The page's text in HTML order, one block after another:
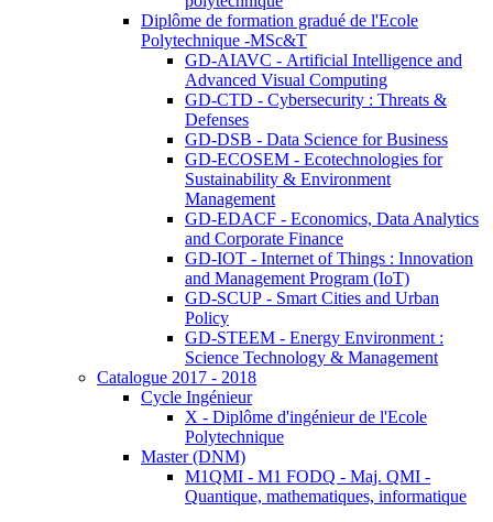
Diplôme de formation gradué de l'Ecole
Polytechnique -MSc&T
GD-AIAVC - Artificial Intelligence and
Advanced Visual Computing
GD-CTD - Cybersecurity : Threats &
Defenses
GD-DSB - Data Science for Business
GD-ECOSEM - Ecotechnologies for
Sustainability & Environment
Management
GD-EDACF - Economics, Data Analytics
and Corporate Finance
GD-IOT - Internet of Things : Innovation
and Management Program (IoT)
GD-SCUP - Smart Cities and Urban
Policy
GD-STEEM - Energy Environment :
Science Technology & Management
Catalogue 2017 - 2018
Cycle Ingénieur
X - Diplôme d'ingénieur de l'Ecole
Polytechnique
Master (DNM)
M1QMI - M1 FODQ - Maj. QMI -
Quantique, mathematiques, informatique